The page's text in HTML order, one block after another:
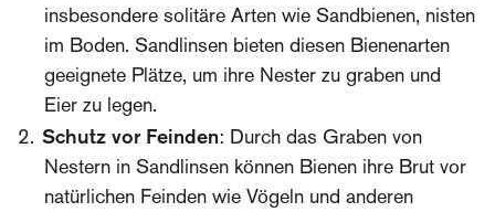
insbesondere solitäre Arten wie Sandbienen, nisten
im Boden. Sandlinsen bieten diesen Bienenarten
geeignete Plätze, um ihre Nester zu graben und
Eier zu legen.
Schutz vor Feinden: Durch das Graben von
Nestern in Sandlinsen können Bienen ihre Brut vor
natürlichen Feinden wie Vögeln und anderen